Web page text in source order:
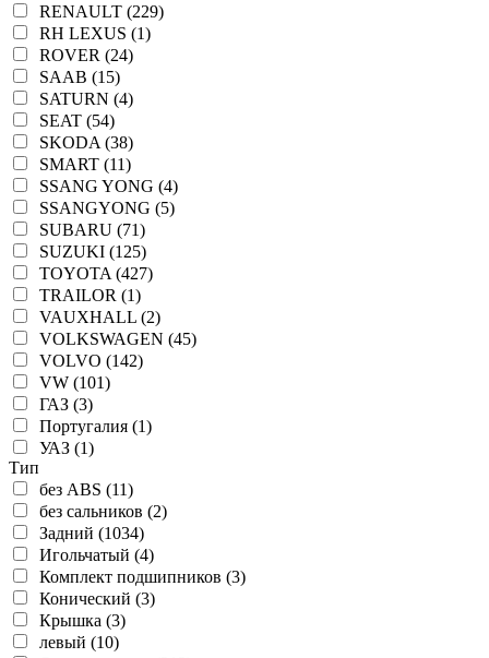
RENAULT (229)
RH LEXUS (1)
ROVER (24)
SAAB (15)
SATURN (4)
SEAT (54)
SKODA (38)
SMART (11)
SSANG YONG (4)
SSANGYONG (5)
SUBARU (71)
SUZUKI (125)
TOYOTA (427)
TRAILOR (1)
VAUXHALL (2)
VOLKSWAGEN (45)
VOLVO (142)
VW (101)
ГАЗ (3)
Португалия (1)
УАЗ (1)
Тип
без ABS (11)
без сальников (2)
Задний (1034)
Игольчатый (4)
Комплект подшипников (3)
Конический (3)
Крышка (3)
левый (10)